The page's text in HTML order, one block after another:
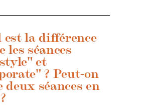
est la différence
les séances
et
? Peut-on
deux séances en